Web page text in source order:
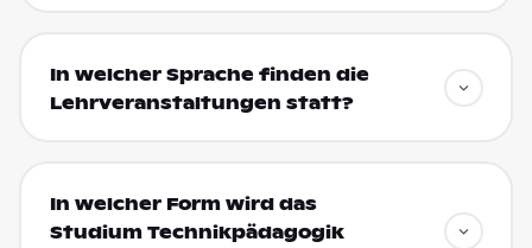
In welcher Sprache finden die
Lehrveranstaltungen statt?
In welcher Form wird das
Studium Technikpädagogik